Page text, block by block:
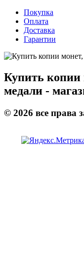
Покупка
Оплата
Доставка
Гарантии
Купить копии
медали -
© 2026 все права